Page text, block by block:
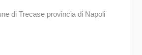
di Trecase provincia di Napoli